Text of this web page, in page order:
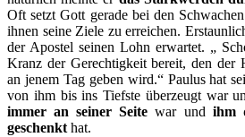
Oft setzt Gott gerade bei den
ihnen seine Ziele zu erreichen.
der Apostel seinen Lohn erwartet. „
Kranz der Gerechtigkeit bereit, den der
an jenem Tag geben wird.“ Paulus hat
von ihm bis ins Tiefste überzeugt war
immer an seiner Seite war und ihm
geschenkt hat.